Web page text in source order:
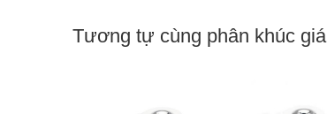
Tương tự cùng phân khúc giá